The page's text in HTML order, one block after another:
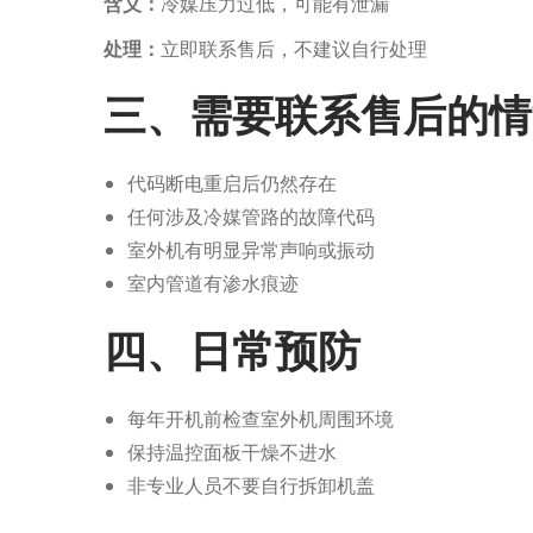
处理： 立即联系售后，不建议自行处理
三、需要联系售后的
代码断电重启后仍然存在
任何涉及冷媒管路的故障代码
室外机有明显异常声响或振动
室内管道有渗水痕迹
四、日常预防
每年开机前检查室外机周围环境
保持温控面板干燥不进水
非专业人员不要自行拆卸机盖